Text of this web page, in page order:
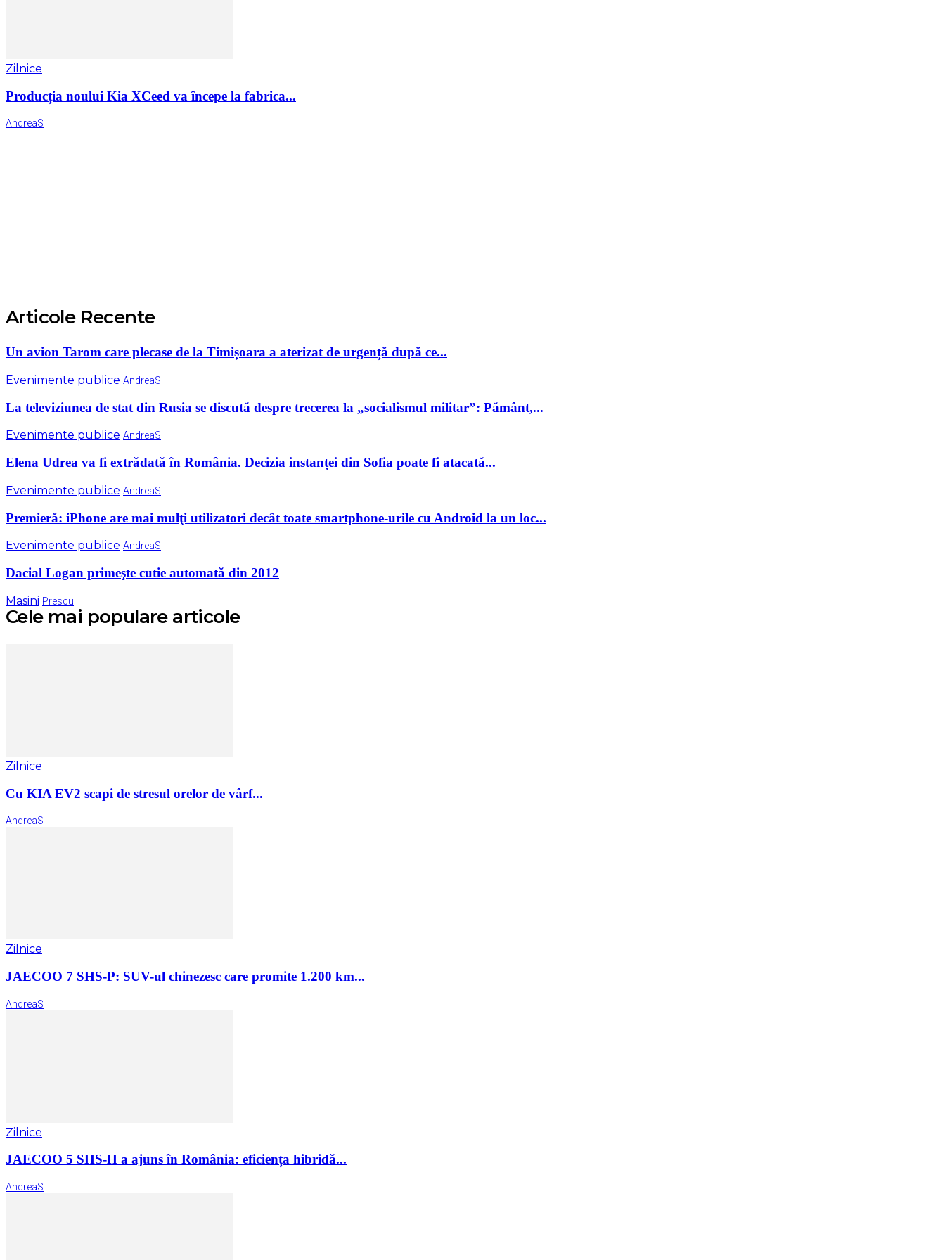
Zilnice
Producția noului Kia XCeed va începe la fabrica...
AndreaS
Articole Recente
Un avion Tarom care plecase de la Timișoara a aterizat de urgență după ce...
Evenimente publice AndreaS
La televiziunea de stat din Rusia se discută despre trecerea la „socialismul militar”: Pământ,...
Evenimente publice AndreaS
Elena Udrea va fi extrădată în România. Decizia instanței din Sofia poate fi atacată...
Evenimente publice AndreaS
Premieră: iPhone are mai mulţi utilizatori decât toate smartphone-urile cu Android la un loc...
Evenimente publice AndreaS
Dacial Logan primeşte cutie automată din 2012
Masini Prescu
Cele mai populare articole
Zilnice
Cu KIA EV2 scapi de stresul orelor de vârf...
AndreaS
Zilnice
JAECOO 7 SHS-P: SUV-ul chinezesc care promite 1.200 km...
AndreaS
Zilnice
JAECOO 5 SHS-H a ajuns în România: eficiența hibridă...
AndreaS